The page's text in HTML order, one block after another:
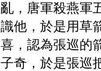
亂，唐軍殺燕軍
識他，於是用草
喜，認為張巡的
子奇，於是張巡